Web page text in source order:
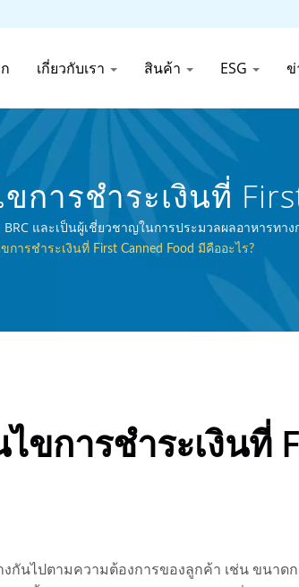
เกี่ยวกับเรา สินค้า ESG ข่
การชำระเงินที่
ะเครื่องดื่มกระป๋อ
และเป็นผู้เชี่ยวชาญในการประมวลผลอาหารทาง
การชำระเงินที่ First Canned Food มีคืออะไร?
ขการชำระเงินที่
กันไปตามความต้องการของลูกค้า เช่น ขนา